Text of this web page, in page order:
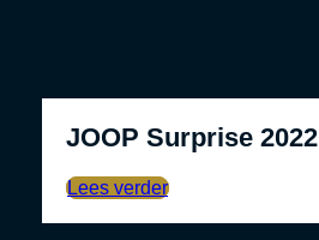
JOOP Surprise 2022
Lees verder